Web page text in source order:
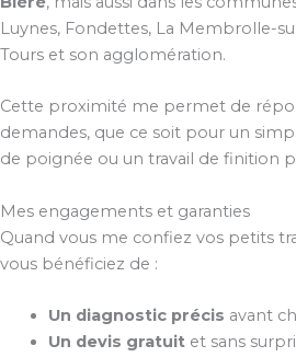
Luynes, Fondettes, La Membrolle-
Tours et son agglomération.
Cette proximité me permet de
demandes, que ce soit pour un
de poignée ou un travail de finition
Mes engagements et garanties
Quand vous me confiez vos petits
vous bénéficiez de :
Un diagnostic précis avant
Un devis gratuitet sans